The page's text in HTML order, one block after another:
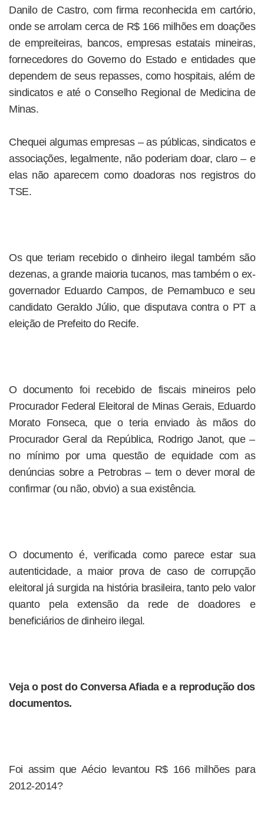
Danilo de Castro, com firma reconhecida em cartório,
onde se arrolam cerca de R$ 166 milhões em doações
de empreiteiras, bancos, empresas estatais mineiras,
fornecedores do Governo do Estado e entidades que
dependem de seus repasses, como hospitais, além de
sindicatos e até o Conselho Regional de Medicina de
Minas.
Chequei algumas empresas – as públicas, sindicatos e
associações, legalmente, não poderiam doar, claro – e
elas não aparecem como doadoras nos registros do
TSE.
Os que teriam recebido o dinheiro ilegal também são
dezenas, a grande maioria tucanos, mas também o ex-
governador Eduardo Campos, de Pernambuco e seu
candidato Geraldo Júlio, que disputava contra o PT a
eleição de Prefeito do Recife.
O documento foi recebido de fiscais mineiros pelo
Procurador Federal Eleitoral de Minas Gerais, Eduardo
Morato Fonseca, que o teria enviado às mãos do
Procurador Geral da República, Rodrigo Janot, que –
no mínimo por uma questão de equidade com as
denúncias sobre a Petrobras – tem o dever moral de
confirmar (ou não, obvio) a sua existência.
O documento é, verificada como parece estar sua
autenticidade, a maior prova de caso de corrupção
eleitoral já surgida na história brasileira, tanto pelo valor
quanto pela extensão da rede de doadores e
beneficiários de dinheiro ilegal.
Veja o post do Conversa Afiada e a reprodução dos
documentos.
Foi assim que Aécio levantou R$ 166 milhões para
2012-2014?